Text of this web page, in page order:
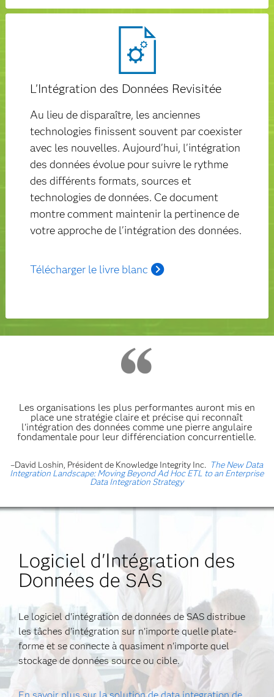
L'Intégration des Données Revisitée
Au lieu de disparaître, les anciennes
technologies finissent souvent par coexister
avec les nouvelles. Aujourd'hui, l'intégration
des données évolue pour suivre le rythme
des différents formats, sources et
technologies de données. Ce document
montre comment maintenir la pertinence de
votre approche de l'intégration des données.
Télécharger le livre blanc
Les organisations les plus performantes auront mis en
place une stratégie claire et précise qui reconnaît
l'intégration des données comme une pierre angulaire
fondamentale pour leur différenciation concurrentielle.
–David Loshin, Président de Knowledge Integrity Inc. The New Data
Integration Landscape: Moving Beyond Ad Hoc ETL to an Enterprise
Data Integration Strategy
Logiciel d'Intégration des
Données de SAS
Le logiciel d'intégration de données de SAS distribue
les tâches d'intégration sur n'importe quelle plate-
forme et se connecte à quasiment n'importe quel
stockage de données source ou cible.